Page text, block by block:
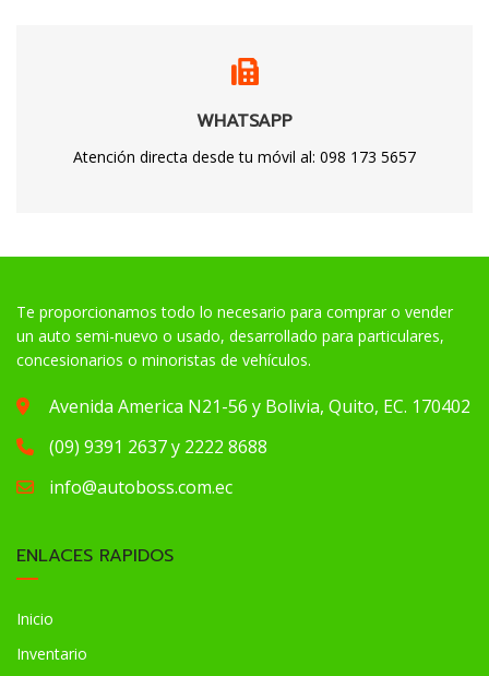
WHATSAPP
Atención directa desde tu móvil al: 098 173 5657
Te proporcionamos todo lo necesario para comprar o vender
un auto semi-nuevo o usado, desarrollado para particulares,
concesionarios o minoristas de vehículos.
Avenida America N21-56 y Bolivia, Quito, EC. 170402
(09) 9391 2637 y 2222 8688
info@autoboss.com.ec
ENLACES RAPIDOS
Inicio
Inventario